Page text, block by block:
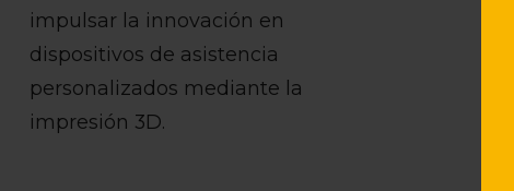
impulsar la innovación en
dispositivos de asistencia
personalizados mediante la
impresión 3D.